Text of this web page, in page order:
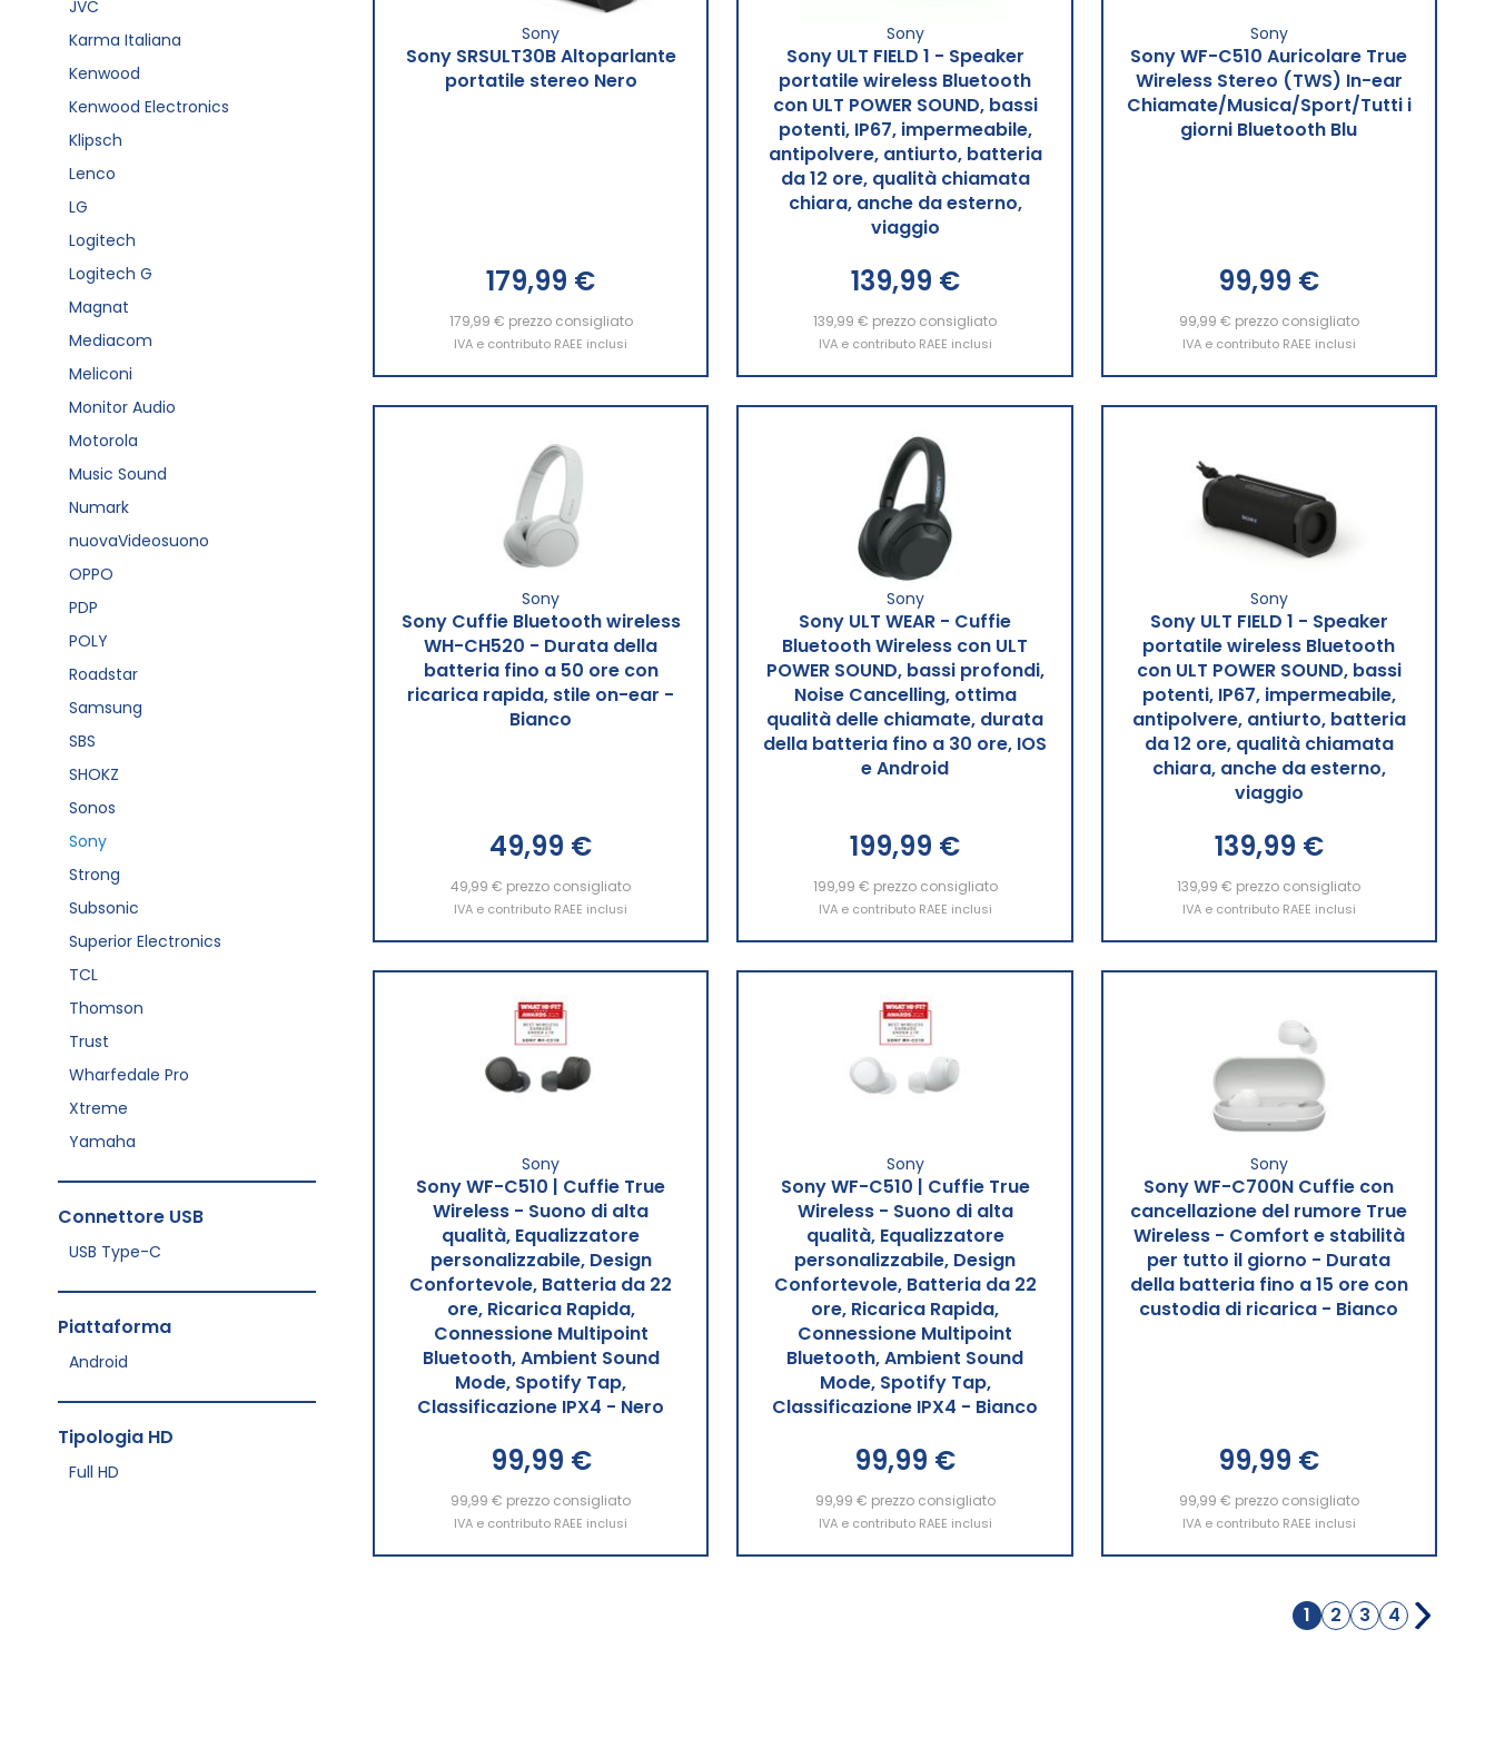
Sony
Sony SRSULT30B Altoparlante
portatile stereo Nero
179,99 €
179,99 € prezzo consigliato
IVA e contributo RAEE inclusi
Aggiungi al Carrello
Sony
Sony ULT FIELD 1 - Speaker
portatile wireless Bluetooth
con ULT POWER SOUND, bassi
potenti, IP67, impermeabile,
antipolvere, antiurto, batteria
da 12 ore, qualità chiamata
chiara, anche da esterno,
viaggio
139,99 €
139,99 € prezzo consigliato
IVA e contributo RAEE inclusi
Aggiungi al Carrello
Sony
Sony WF-C510 Auricolare True
Wireless Stereo (TWS) In-ear
Chiamate/Musica/Sport/Tutti i
giorni Bluetooth Blu
99,99 €
99,99 € prezzo consigliato
IVA e contributo RAEE inclusi
Aggiungi al Carrello
Sony
Sony Cuffie Bluetooth wireless
WH-CH520 - Durata della
batteria fino a 50 ore con
ricarica rapida, stile on-ear -
Bianco
49,99 €
49,99 € prezzo consigliato
IVA e contributo RAEE inclusi
Aggiungi al Carrello
Sony
Sony ULT WEAR - Cuffie
Bluetooth Wireless con ULT
POWER SOUND, bassi profondi,
Noise Cancelling, ottima
qualità delle chiamate, durata
della batteria fino a 30 ore, IOS
e Android
199,99 €
199,99 € prezzo consigliato
IVA e contributo RAEE inclusi
Aggiungi al Carrello
Sony
Sony ULT FIELD 1 - Speaker
portatile wireless Bluetooth
con ULT POWER SOUND, bassi
potenti, IP67, impermeabile,
antipolvere, antiurto, batteria
da 12 ore, qualità chiamata
chiara, anche da esterno,
viaggio
139,99 €
139,99 € prezzo consigliato
IVA e contributo RAEE inclusi
Aggiungi al Carrello
Sony
Sony WF-C510 | Cuffie True
Wireless - Suono di alta
qualità, Equalizzatore
personalizzabile, Design
Confortevole, Batteria da 22
ore, Ricarica Rapida,
Connessione Multipoint
Bluetooth, Ambient Sound
Mode, Spotify Tap,
Classificazione IPX4 - Nero
99,99 €
99,99 € prezzo consigliato
IVA e contributo RAEE inclusi
Aggiungi al Carrello
Sony
Sony WF-C510 | Cuffie True
Wireless - Suono di alta
qualità, Equalizzatore
personalizzabile, Design
Confortevole, Batteria da 22
ore, Ricarica Rapida,
Connessione Multipoint
Bluetooth, Ambient Sound
Mode, Spotify Tap,
Classificazione IPX4 - Bianco
99,99 €
99,99 € prezzo consigliato
IVA e contributo RAEE inclusi
Aggiungi al Carrello
Sony
Sony WF-C700N Cuffie con
cancellazione del rumore True
Wireless - Comfort e stabilità
per tutto il giorno - Durata
della batteria fino a 15 ore con
custodia di ricarica - Bianco
99,99 €
99,99 € prezzo consigliato
IVA e contributo RAEE inclusi
Aggiungi al Carrello
Pagina
Attualmente
1 Pagina
2 Pagina
3 Pagina
4
JVC
Karma Italiana
Kenwood
Kenwood Electronics
Klipsch
Lenco
LG
Logitech
Logitech G
Magnat
Mediacom
Meliconi
Monitor Audio
Motorola
Music Sound
Numark
nuovaVideosuono
OPPO
PDP
POLY
Roadstar
Samsung
SBS
SHOKZ
Sonos
Sony
Strong
Subsonic
Superior Electronics
TCL
Thomson
Trust
Wharfedale Pro
Xtreme
Yamaha
Connettore USB
USB Type-C
Piattaforma
Android
Tipologia HD
Full HD